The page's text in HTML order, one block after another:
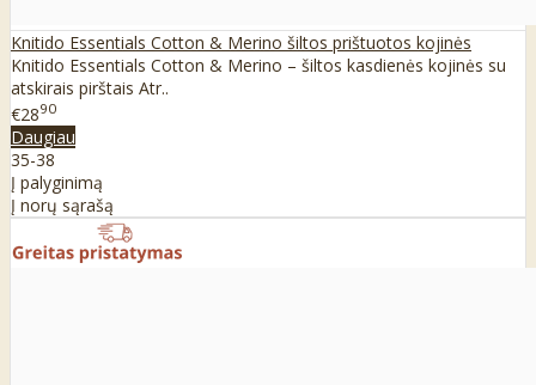
Knitido Essentials Cotton & Merino šiltos prištuotos kojinės
Knitido Essentials Cotton & Merino – šiltos kasdienės kojinės su
atskirais pirštais Atr..
€2890
Daugiau
35-38
Į palyginimą
Į norų sąrašą